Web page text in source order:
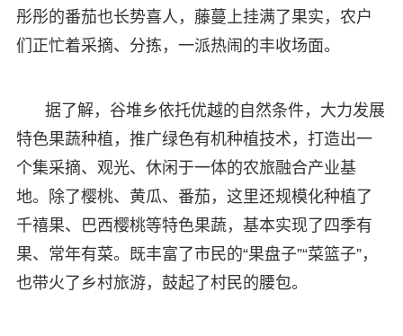
彤彤的番茄也长势喜人，藤蔓上挂满了果实，农户
们正忙着采摘、分拣，一派热闹的丰收场面。
据了解，谷堆乡依托优越的自然条件，大力发展
特色果蔬种植，推广绿色有机种植技术，打造出一
个集采摘、观光、休闲于一体的农旅融合产业基
地。除了樱桃、黄瓜、番茄，这里还规模化种植了
千禧果、巴西樱桃等特色果蔬，基本实现了四季有
果、常年有菜。既丰富了市民的“果盘子”“菜篮子”，
也带火了乡村旅游，鼓起了村民的腰包。